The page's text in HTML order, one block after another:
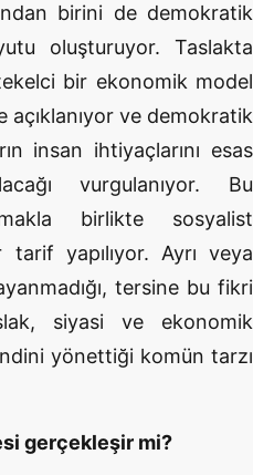
birini de demokratik
oluşturuyor. Taslakta
bir ekonomik model
ve demokratik
insan ihtiyaçlarını esas
vurgulanıyor. Bu
birlikte sosyalist
tarif yapılıyor. Ayrı veya
tersine bu fikri
siyasi ve ekonomik
yönettiği komün tarzı
gerçekleşir mi?